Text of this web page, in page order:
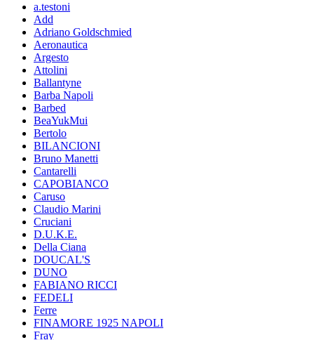
a.testoni
Add
Adriano Goldschmied
Aeronautica
Argesto
Attolini
Ballantyne
Barba Napoli
Barbed
BeaYukMui
Bertolo
BILANCIONI
Bruno Manetti
Cantarelli
CAPOBIANCO
Caruso
Claudio Marini
Cruciani
D.U.K.E.
Della Ciana
DOUCAL'S
DUNO
FABIANO RICCI
FEDELI
Ferre
FINAMORE 1925 NAPOLI
Fray